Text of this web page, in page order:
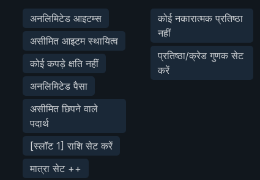
अनलिमिटेड आइटम्स
असीमित आइटम स्थायित्व
कोई कपड़े क्षति नहीं
अनलिमिटेड पैसा
असीमित छिपने वाले
पदार्थ
[स्लॉट 1] राशि सेट करें
मात्रा सेट ++
कोई नकारात्मक प्रतिष्ठा
नहीं
प्रतिष्ठा/क्रेड गुणक सेट
करें